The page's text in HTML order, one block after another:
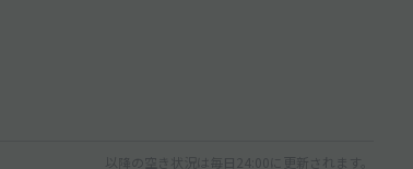
以降の空き状況は毎日24:00に更新されます。